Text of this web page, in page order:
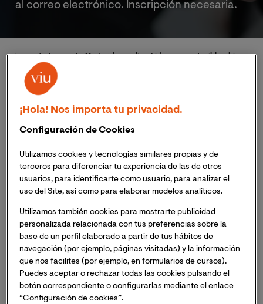
al correo electrónico. Inscripción necesaria.
Inicio Eventos Masterclass online: Liderazgo sostenible y bienestar
Mesa redonda online: Liderazgo
sostenible y bienestar en las
organizaciones
11/03/2022
Las organizaciones deben asumir el rol de ser los
agentes de cambio ante los grandes retos de la
sociedad. En este contexto, es imprescindible un
liderazgo que promueva comportamientos orientados,
tanto al medioambiente, como a las personas.
¡Hola! Nos importa tu privacidad.
Configuración de Cookies
Utilizamos cookies y tecnologías similares propias y de
terceros para diferenciar tu experiencia de las de otros
usuarios, para identificarte como usuario, para analizar el
uso del Site, así como para elaborar modelos analíticos.
Utilizamos también cookies para mostrarte publicidad
personalizada relacionada con tus preferencias sobre la
base de un perfil elaborado a partir de tus hábitos de
navegación (por ejemplo, páginas visitadas) y la información
que nos facilites (por ejemplo, en formularios de cursos).
Puedes aceptar o rechazar todas las cookies pulsando el
botón correspondiente o configurarlas mediante el enlace
“Configuración de cookies”.